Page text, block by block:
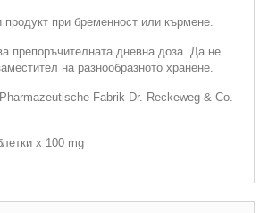
продукт при бременност или кърмене.
препоръчителната дневна доза. Да не
на разнообразното хранене.
Pharmazeutische Fabrik Dr. Reckeweg & Co.
х 100 mg